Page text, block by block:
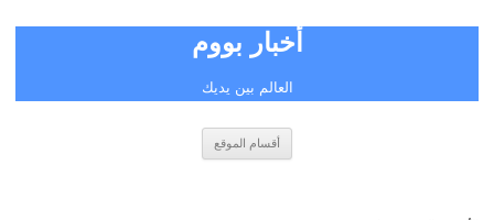
أخبار بووم
العالم بين يديك
أقسام الموقع